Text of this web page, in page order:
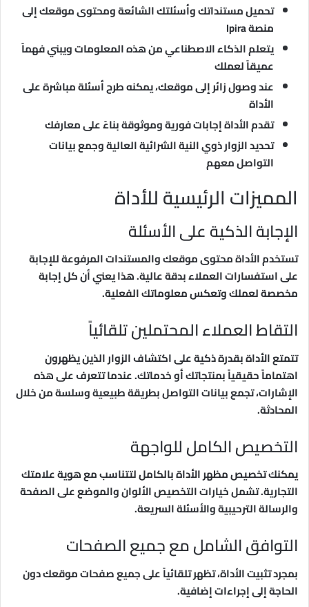
تحميل مستنداتك وأسئلتك الشائعة ومحتوى موقعك إلى
منصة Ipira
يتعلم الذكاء الاصطناعي من هذه المعلومات ويبني فهماً
عميقاً لعملك
عند وصول زائر إلى موقعك، يمكنه طرح أسئلة مباشرة على
الأداة
تقدم الأداة إجابات فورية وموثوقة بناءً على معارفك
تحديد الزوار ذوي النية الشرائية العالية وجمع بيانات
التواصل معهم
المميزات الرئيسية للأداة
الإجابة الذكية على الأسئلة
تستخدم الأداة محتوى موقعك والمستندات المرفوعة للإجابة
على استفسارات العملاء بدقة عالية. هذا يعني أن كل إجابة
مخصصة لعملك وتعكس معلوماتك الفعلية.
التقاط العملاء المحتملين تلقائياً
تتمتع الأداة بقدرة ذكية على اكتشاف الزوار الذين يظهرون
اهتماماً حقيقياً بمنتجاتك أو خدماتك. عندما تتعرف على هذه
الإشارات، تجمع بيانات التواصل بطريقة طبيعية وسلسة من خلال
المحادثة.
التخصيص الكامل للواجهة
يمكنك تخصيص مظهر الأداة بالكامل لتتناسب مع هوية علامتك
التجارية. تشمل خيارات التخصيص الألوان والموضع على الصفحة
والرسالة الترحيبية والأسئلة السريعة.
التوافق الشامل مع جميع الصفحات
بمجرد تثبيت الأداة، تظهر تلقائياً على جميع صفحات موقعك دون
الحاجة إلى إجراءات إضافية.